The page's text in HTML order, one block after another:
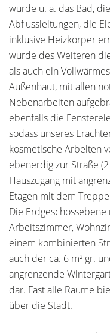
wurde u. a. das Bad,
Abflussleitungen, die
inklusive Heizkörper
wurde des Weiteren
als auch ein
Außenhaut, mit allen
Nebenarbeiten
ebenfalls die
sodass unseres
kosmetische Arbeiten
ebenerdig zur Straße
Hauszugang mit
Etagen mit dem
Die
Arbeitszimmer,
einem kombinierten
auch der ca. 6 m² gr.
angrenzende
dar. Fast alle Räume
über die Stadt.